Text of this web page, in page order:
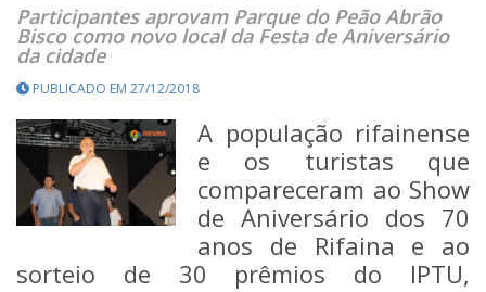
Participantes aprovam Parque do Peão Abrão
Bisco como novo local da Festa de Aniversário
da cidade
PUBLICADO EM 27/12/2018
A população rifainense
e os turistas que
compareceram ao Show
de Aniversário dos 70
anos de Rifaina e ao
sorteio de 30 prêmios do IPTU,